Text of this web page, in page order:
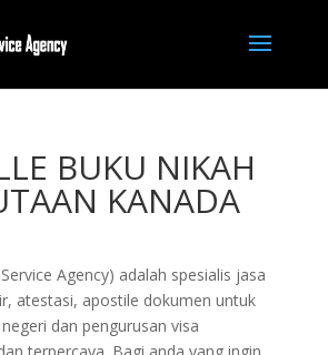
BUKU NIKAH
KANADA
Agency) adalah spesialis jasa
atestasi, apostile dokumen untuk
dan pengurusan visa